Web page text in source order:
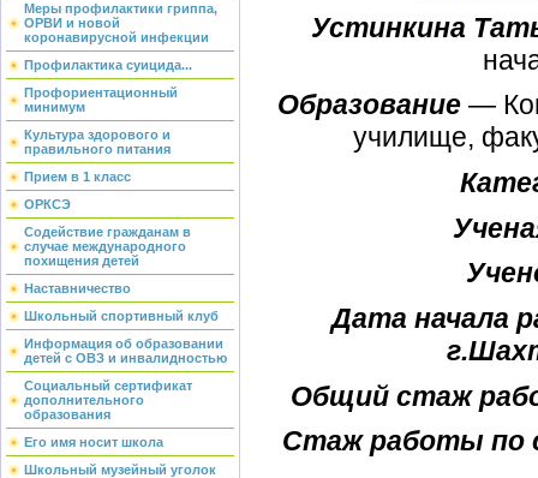
Меры профилактики гриппа,
ОРВИ и новой
коронавирусной инфекции
Профилактика суицида...
Профориентационный
минимум
Культура здорового и
правильного питания
Прием в 1 класс
ОРКСЭ
Содействие гражданам в
случае международного
похищения детей
Наставничество
Школьный спортивный клуб
Информация об образовании
детей с ОВЗ и инвалидностью
Социальный сертификат
дополнительного
образования
Его имя носит школа
Школьный музейный уголок
Устинкина
Образование —
училище,
Дата начала
Общий стаж
Стаж работы по